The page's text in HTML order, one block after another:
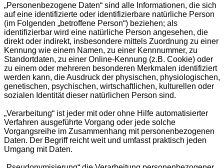
„Personenbezogene Daten“ sind alle Informationen, die sich
auf eine identifizierte oder identifizierbare natürliche Person
(im Folgenden „betroffene Person“) beziehen; als
identifizierbar wird eine natürliche Person angesehen, die
direkt oder indirekt, insbesondere mittels Zuordnung zu einer
Kennung wie einem Namen, zu einer Kennnummer, zu
Standortdaten, zu einer Online-Kennung (z.B. Cookie) oder
zu einem oder mehreren besonderen Merkmalen identifiziert
werden kann, die Ausdruck der physischen, physiologischen,
genetischen, psychischen, wirtschaftlichen, kulturellen oder
sozialen Identität dieser natürlichen Person sind.
„Verarbeitung“ ist jeder mit oder ohne Hilfe automatisierter
Verfahren ausgeführte Vorgang oder jede solche
Vorgangsreihe im Zusammenhang mit personenbezogenen
Daten. Der Begriff reicht weit und umfasst praktisch jeden
Umgang mit Daten.